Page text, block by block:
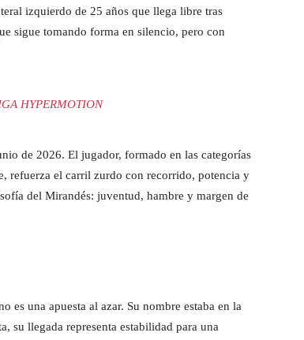
izquierdo de 25 años que llega libre tras
sigue tomando forma en silencio, pero con
HYPERMOTION
de 2026. El jugador, formado en las categorías
refuerza el carril zurdo con recorrido, potencia y
del Mirandés: juventud, hambre y margen de
es una apuesta al azar. Su nombre estaba en la
su llegada representa estabilidad para una